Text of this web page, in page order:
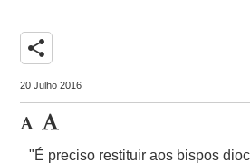
share
20 Julho 2016
"É preciso restituir aos bispos